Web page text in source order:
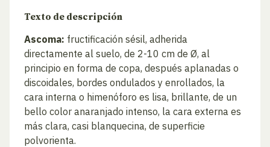
Texto de descripción
Ascoma: fructificación sésil, adherida
directamente al suelo, de 2-10 cm de Ø, al
principio en forma de copa, después aplanadas o
discoidales, bordes ondulados y enrollados, la
cara interna o himenóforo es lisa, brillante, de un
bello color anaranjado intenso, la cara externa es
más clara, casi blanquecina, de superficie
polvorienta.